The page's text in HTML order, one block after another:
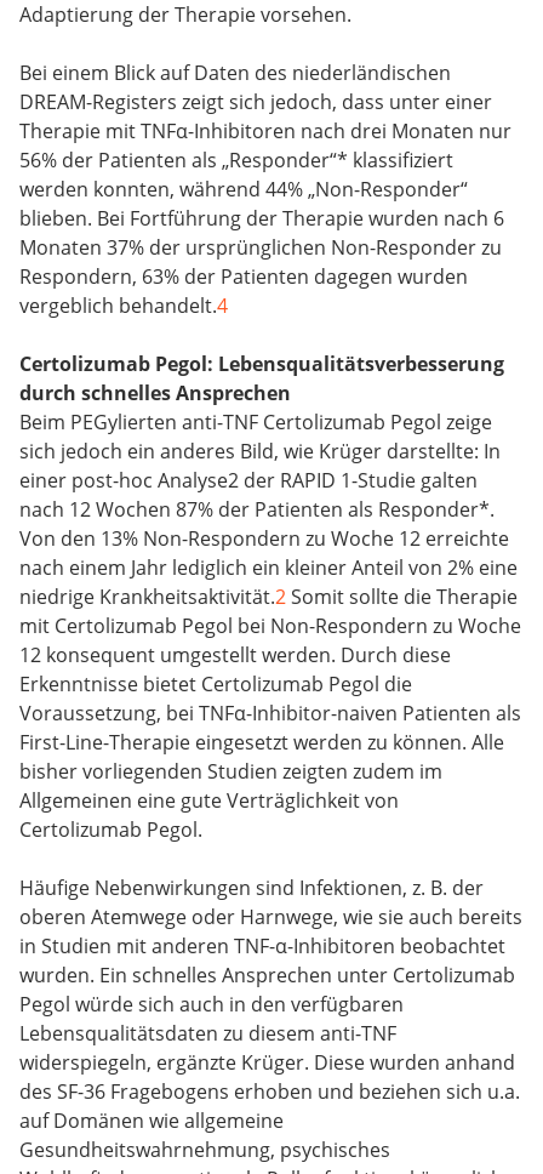
Adaptierung der Therapie vorsehen.
Bei einem Blick auf Daten des niederländischen
DREAM-Registers zeigt sich jedoch, dass unter einer
Therapie mit TNFα-Inhibitoren nach drei Monaten nur
56% der Patienten als „Responder“* klassifiziert
werden konnten, während 44% „Non-Responder“
blieben. Bei Fortführung der Therapie wurden nach 6
Monaten 37% der ursprünglichen Non-Responder zu
Respondern, 63% der Patienten dagegen wurden
vergeblich behandelt.4
Certolizumab Pegol: Lebensqualitätsverbesserung
durch schnelles Ansprechen
Beim PEGylierten anti-TNF Certolizumab Pegol zeige
sich jedoch ein anderes Bild, wie Krüger darstellte: In
einer post-hoc Analyse2 der RAPID 1-Studie galten
nach 12 Wochen 87% der Patienten als Responder*.
Von den 13% Non-Respondern zu Woche 12 erreichte
nach einem Jahr lediglich ein kleiner Anteil von 2% eine
niedrige Krankheitsaktivität.2Somit sollte die Therapie
mit Certolizumab Pegol bei Non-Respondern zu Woche
12 konsequent umgestellt werden. Durch diese
Erkenntnisse bietet Certolizumab Pegol die
Voraussetzung, bei TNFα-Inhibitor-naiven Patienten als
First-Line-Therapie eingesetzt werden zu können. Alle
bisher vorliegenden Studien zeigten zudem im
Allgemeinen eine gute Verträglichkeit von
Certolizumab Pegol.
Häufige Nebenwirkungen sind Infektionen, z. B. der
oberen Atemwege oder Harnwege, wie sie auch bereits
in Studien mit anderen TNF-α-Inhibitoren beobachtet
wurden. Ein schnelles Ansprechen unter Certolizumab
Pegol würde sich auch in den verfügbaren
Lebensqualitätsdaten zu diesem anti-TNF
widerspiegeln, ergänzte Krüger. Diese wurden anhand
des SF-36 Fragebogens erhoben und beziehen sich u.a.
auf Domänen wie allgemeine
Gesundheitswahrnehmung, psychisches